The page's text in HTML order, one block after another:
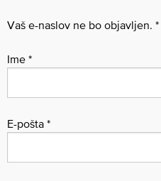
Vaš e-naslov ne bo objavljen. *
Ime *
E-pošta *